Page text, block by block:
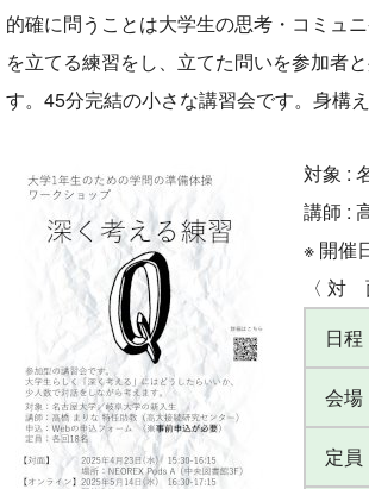
的確に問うことは大学生の思考・コミュ
を立てる練習をし、立てた問いを参加者
す。45分完結の小さな講習会です。身構
対象 :
講師 :
※ 開催
〈 対
日程
会場
定員